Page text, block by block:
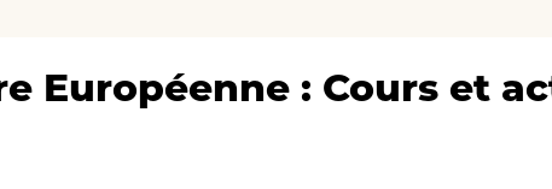
Européenne : Cours et